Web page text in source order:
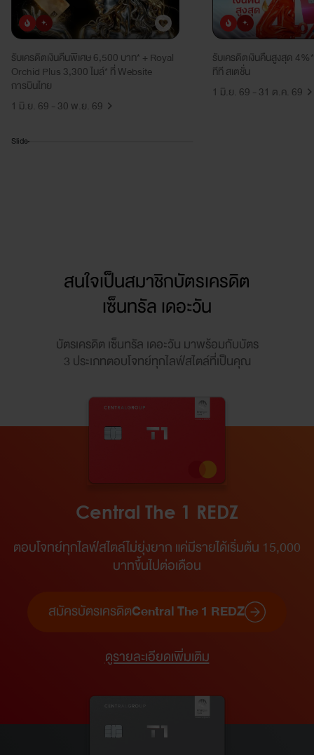
ยอดนิยมมาใหม่
รับเครดิตเงินคืนพิเศษ 6,500 บาท* + Royal
Orchid Plus 3,300 ไมล์* ที่ Website
การบินไทย
1 มิ.ย. 69 - 30 พ.ย. 69
ยอดนิยมมาใหม่
รับเครดิตเงินคืนสูงสุด
ทีที สเตชั่น
1 มิ.ย. 69 - 31 ต.ค. 69
Slide
สนใจเป็นสมาชิกบัตรเครดิต
เซ็นทรัล เดอะวัน
บัตรเครดิต เซ็นทรัล เดอะวัน มาพร้อมกับบัตร
3 ประเภทตอบโจทย์ทุกไลฟ์สไตล์ที่เป็นคุณ
Central The 1 REDZ
ตอบโจทย์ทุกไลฟ์สไตล์ไม่ยุ่งยาก แค่มีรายได้เริ่มต้น 15,000
บาทขึ้นไปต่อเดือน​
สมัครบัตรเครดิตCentral The 1 REDZ
ดูรายละเอียดเพิ่มเติม